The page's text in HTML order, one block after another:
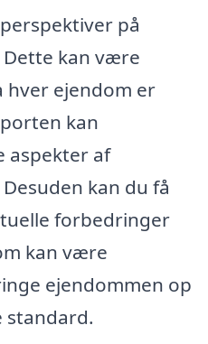
på
kan være
ejendom er
kan
aspekter af
kan du få
forbedringer
kan være
ejendommen op
standard.